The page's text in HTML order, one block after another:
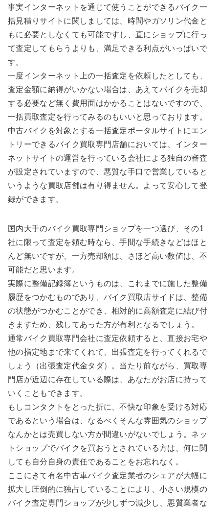
事実インターネットを通じて使うことができるバイク一
括見積りサイトに関しましては、時間やガソリン代金と
もに必要としなくても可能ですし、直にショップに行っ
て査定してもらうよりも、満足できる利点がいっぱいで
す。
一度インターネット上の一括査定を依頼したとしても、
査定金額に納得がいかない場合は、あえてバイクを売却
する必要など無く費用面はかかることはないですので、
一括買取査定を行ってみるのもいいと思っております。
中古バイクを対象とする一括査定ポータルサイトにエン
トリーできるバイク買取専門店舗においては、インター
ネットサイトの運営を行っている会社による独自の審査
が設定されていますので、悪質な手口で営業していると
いうような買取店舗は有り得ません。よって安心して登
録ができます。
国内大手のバイク買取専門ショップを一つ選び、その1
社に限って査定を頼む時なら、手間な手続きなどはほと
んど無いですが、一方売却額は、さほど高い数値は、不
可能だと思います。
実際に整備記録簿というものは、これまでに施した整備
履歴をつかむものであり、バイク買取店サイドは、整備
の状態がつかむことができ、相対的に高額査定に結び付
きますため、残してあった方が有利となるでしょう。
通常バイク買取専門会社に査定依頼すると、直接お宅や
他の指定地まで来てくれて、出張査定を行ってくれるで
しょう（出張査定代金タダ）。当たり前ながら、買取専
門店が近辺に存在している際は、あなたがお店に持って
いくこともできます。
もしコンタクトをとった折に、不快な印象を受ける対応
であるという場合は、なるべくそんな雰囲気のショップ
なんかとは売買しない方が間違いがないでしょう。ネッ
トショップでバイクを買おうとされている方は、何に関
しても自分自身の責任であることをお忘れなく。
ここにきて有名中古車バイク査定業者のシェアが大幅に
拡大し圧倒的に独占していることにより、小さい規模の
バイク査定専門ショップが少しずつ減少し、悪質業者な